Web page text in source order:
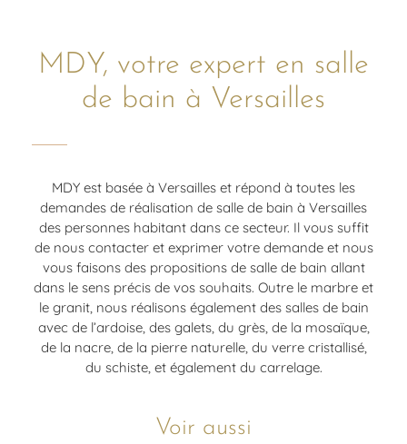
MDY, votre expert en salle
de bain à Versailles
MDY est basée à Versailles et répond à toutes les
demandes de réalisation de salle de bain à Versailles
des personnes habitant dans ce secteur. Il vous suffit
de nous contacter et exprimer votre demande et nous
vous faisons des propositions de salle de bain allant
dans le sens précis de vos souhaits. Outre le marbre et
le granit, nous réalisons également des salles de bain
avec de l’ardoise, des galets, du grès, de la mosaïque,
de la nacre, de la pierre naturelle, du verre cristallisé,
du schiste, et également du carrelage.
Voir aussi